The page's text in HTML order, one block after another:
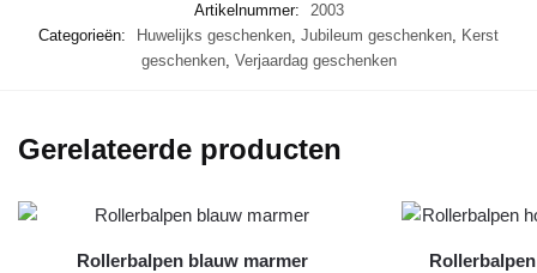
Artikelnummer:
2003
Categorieën:
Huwelijks geschenken, Jubileum geschenken, Kerst
geschenken, Verjaardag geschenken
Gerelateerde producten
Rollerbalpen blauw marmer